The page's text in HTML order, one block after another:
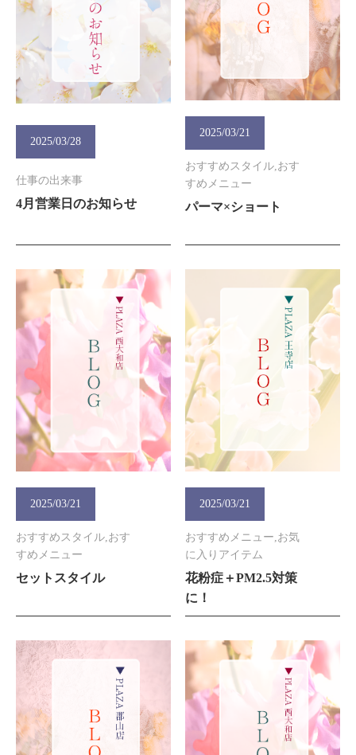
2025/03/28
仕事の出来事
4月営業日のお知らせ
2025/03/21
おすすめスタイル,おす
すめメニュー
パーマ×ショート
2025/03/21
おすすめスタイル,おす
すめメニュー
セットスタイル
2025/03/21
おすすめメニュー,お気
に入りアイテム
花粉症＋PM2.5対策
に！